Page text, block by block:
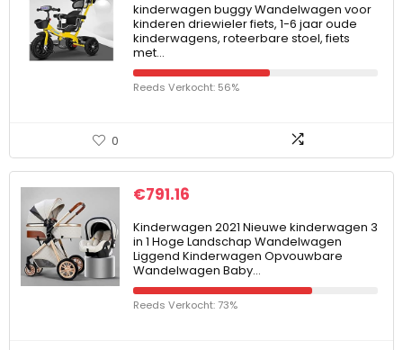
kinderwagen buggy Wandelwagen voor
kinderen driewieler fiets, 1-6 jaar oude
kinderwagens, roteerbare stoel, fiets
met…
Reeds Verkocht: 56%
0
€791.16
Kinderwagen 2021 Nieuwe kinderwagen 3
in 1 Hoge Landschap Wandelwagen
Liggend Kinderwagen Opvouwbare
Wandelwagen Baby…
Reeds Verkocht: 73%